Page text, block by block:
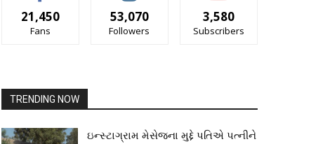
21,450
Fans
53,070
Followers
3,580
Subscribers
TRENDING NOW
ઇન્સ્ટાગ્રામ મેસેજના મુદ્દે પતિએ પત્નીને